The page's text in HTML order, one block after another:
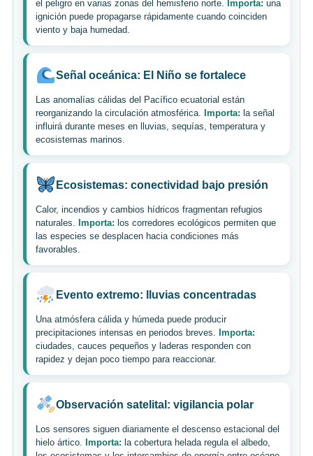
el peligro en varias zonas del hemisferio norte. Importa: una
ignición puede propagarse rápidamente cuando coinciden
viento y baja humedad.
Señal oceánica: El Niño se fortalece
Las anomalías cálidas del Pacífico ecuatorial están
reorganizando la circulación atmosférica. Importa: la señal
influirá durante meses en lluvias, sequías, temperatura y
ecosistemas marinos.
Ecosistemas: conectividad bajo presión
Calor, incendios y cambios hídricos fragmentan refugios
naturales. Importa: los corredores ecológicos permiten que
las especies se desplacen hacia condiciones más
favorables.
Evento extremo: lluvias concentradas
Una atmósfera cálida y húmeda puede producir
precipitaciones intensas en periodos breves. Importa:
ciudades, cauces pequeños y laderas responden con
rapidez y dejan poco tiempo para reaccionar.
Observación satelital: vigilancia polar
Los sensores siguen diariamente el descenso estacional del
hielo ártico. Importa: la cobertura helada regula el albedo,